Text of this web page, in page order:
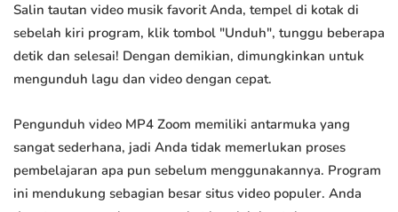
Salin tautan video musik favorit Anda, tempel di kotak di
sebelah kiri program, klik tombol "Unduh", tunggu beberapa
detik dan selesai! Dengan demikian, dimungkinkan untuk
mengunduh lagu dan video dengan cepat.
Pengunduh video MP4 Zoom memiliki antarmuka yang
sangat sederhana, jadi Anda tidak memerlukan proses
pembelajaran apa pun sebelum menggunakannya. Program
ini mendukung sebagian besar situs video populer. Anda